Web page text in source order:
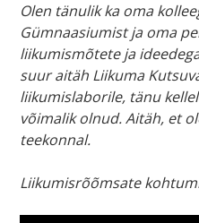
Olen tänulik ka oma
Gümnaasiumist ja oma
liikumismõtete ja
suur aitäh Liikuma
liikumislaborile, tänu
võimalik olnud. Aitäh, et
teekonnal.
Liikumisrõõmsate